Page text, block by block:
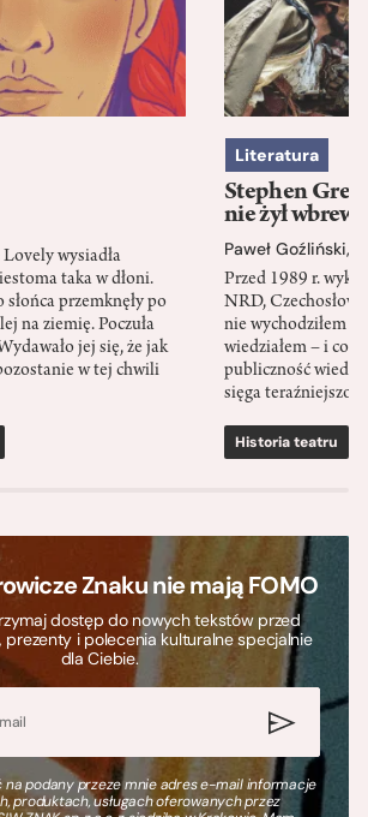
wysiadła
taka w dłoni.
przemknęły po
na ziemię. Poczuła
jej się, że jak
w tej chwili
Literatura
Stephen
nie żył wbrew
Paweł Goźliński,
Przed 1989 r.
NRD,
nie wychodziłem
wiedziałem – i co
publiczność
sięga
Historia teatru
Znaku nie mają FOMO
dostęp do nowych tekstów przed
prezenty i polecenia kulturalne specjalnie
dla Ciebie.
podany przeze mnie adres e-mail informacje
produktach, usługach oferowanych przez